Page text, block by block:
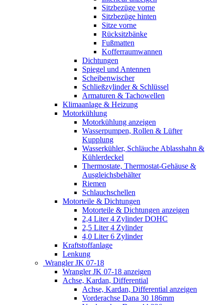
Sitzbezüge vorne
Sitzbezüge hinten
Sitze vorne
Rücksitzbänke
Fußmatten
Kofferraumwannen
Dichtungen
Spiegel und Antennen
Scheibenwischer
Schließzylinder & Schlüssel
Armaturen & Tachowellen
Klimaanlage & Heizung
Motorkühlung
Motorkühlung anzeigen
Wasserpumpen, Rollen & Lüfter
Kupplung
Wasserkühler, Schläuche Ablasshahn &
Kühlerdeckel
Thermostate, Thermostat-Gehäuse &
Ausgleichsbehälter
Riemen
Schlauchschellen
Motorteile & Dichtungen
Motorteile & Dichtungen anzeigen
2,4 Liter 4 Zylinder DOHC
2,5 Liter 4 Zylinder
4,0 Liter 6 Zylinder
Kraftstoffanlage
Lenkung
Wrangler JK 07-18
Wrangler JK 07-18 anzeigen
Achse, Kardan, Differential
Achse, Kardan, Differential anzeigen
Vorderachse Dana 30 186mm